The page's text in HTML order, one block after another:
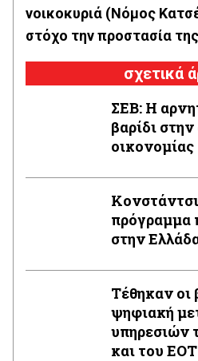
νοικοκυριά (Νόμος
στόχο την προστασία
σχετικά
ΣΕΒ: Η
βαρίδι
οικονομίας
πρόγραμμα
στην
Τέθηκαν οι
ψηφιακή
υπηρεσιών
και του ΕΟΤ